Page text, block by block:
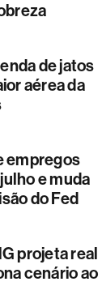
de jatos
aérea da
empregos
e muda
do Fed
projeta real
cenário ao